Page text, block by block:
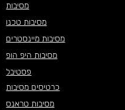
מסיבות
מסיבות טכנו
מסיבות טראנס
מסיבות מיינסטרים
מסיבות היפ הופ
פסטיבל
כרטיסים מסיבות